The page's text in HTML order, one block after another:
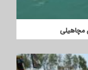
مچاهیلی